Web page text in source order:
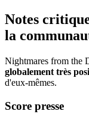
Notes
la
Nightmares from the
globalement très
d'eux-mêmes.
Score presse